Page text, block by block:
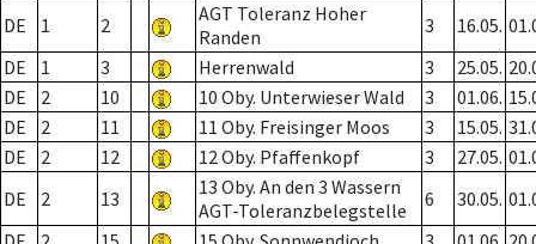
DE
1 2
AGT Toleranz Hoher
Randen
3 16.05.
DE
1 3 Herrenwald 3 25.05.
DE
2 10 10 Oby. Unterwieser Wald 3 01.06.
DE
2 11 11 Oby. Freisinger Moos 3 15.05.
DE
2 12 12 Oby. Pfaffenkopf 3 27.05.
DE
2 13
13 Oby. An den 3 Wassern
AGT-Toleranzbelegstelle
6 30.05.